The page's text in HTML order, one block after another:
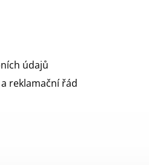
údajů
reklamační řád